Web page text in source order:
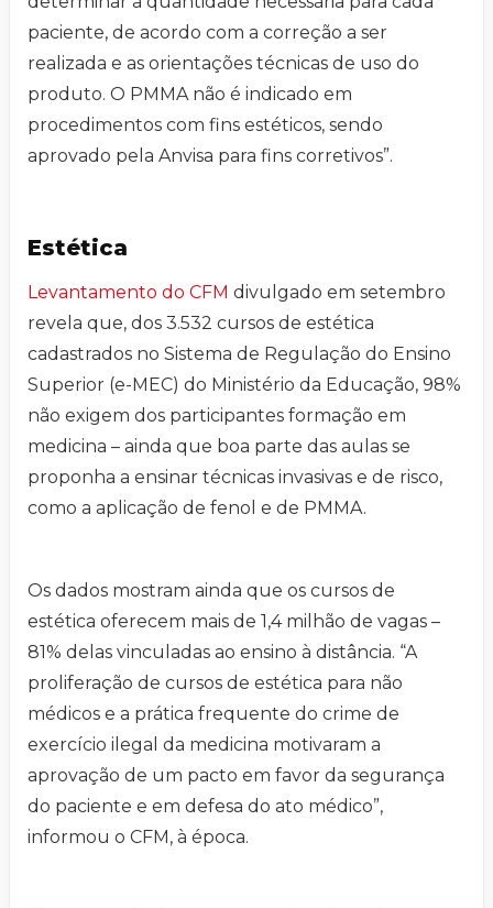
paciente, de acordo com a correção a ser
realizada e as orientações técnicas de uso do
produto. O PMMA não é indicado em
procedimentos com fins estéticos, sendo
aprovado pela Anvisa para fins corretivos”.
Estética
Levantamento do CFM divulgado em setembro
revela que, dos 3.532 cursos de estética
cadastrados no Sistema de Regulação do Ensino
Superior (e-MEC) do Ministério da Educação, 98%
não exigem dos participantes formação em
medicina – ainda que boa parte das aulas se
proponha a ensinar técnicas invasivas e de risco,
como a aplicação de fenol e de PMMA.
Os dados mostram ainda que os cursos de
estética oferecem mais de 1,4 milhão de vagas –
81% delas vinculadas ao ensino à distância. “A
proliferação de cursos de estética para não
médicos e a prática frequente do crime de
exercício ilegal da medicina motivaram a
aprovação de um pacto em favor da segurança
do paciente e em defesa do ato médico”,
informou o CFM, à época.